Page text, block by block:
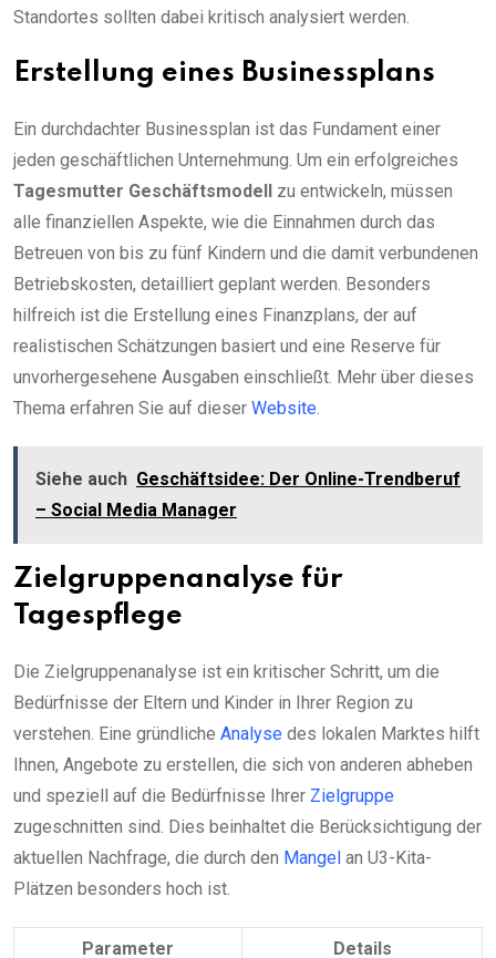
Standortes sollten dabei kritisch analysiert werden.
Erstellung eines Businessplans
Ein durchdachter Businessplan ist das Fundament einer
jeden geschäftlichen Unternehmung. Um ein erfolgreiches
Tagesmutter Geschäftsmodell
zu entwickeln, müssen
alle finanziellen Aspekte, wie die Einnahmen durch das
Betreuen von bis zu fünf Kindern und die damit verbundenen
Betriebskosten, detailliert geplant werden. Besonders
hilfreich ist die Erstellung eines Finanzplans, der auf
realistischen Schätzungen basiert und eine Reserve für
unvorhergesehene Ausgaben einschließt. Mehr über dieses
Thema erfahren Sie auf dieser Website.
Siehe auch Geschäftsidee: Der Online-Trendberuf
– Social Media Manager
Zielgruppenanalyse für
Tagespflege
Die Zielgruppenanalyse ist ein kritischer Schritt, um die
Bedürfnisse der Eltern und Kinder in Ihrer Region zu
verstehen. Eine gründliche Analyse des lokalen Marktes hilft
Ihnen, Angebote zu erstellen, die sich von anderen abheben
und speziell auf die Bedürfnisse Ihrer Zielgruppe
zugeschnitten sind. Dies beinhaltet die Berücksichtigung der
aktuellen Nachfrage, die durch den Mangel an U3-Kita-
Plätzen besonders hoch ist.
Parameter Details